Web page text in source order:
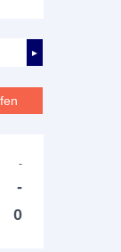
►
-
-
0